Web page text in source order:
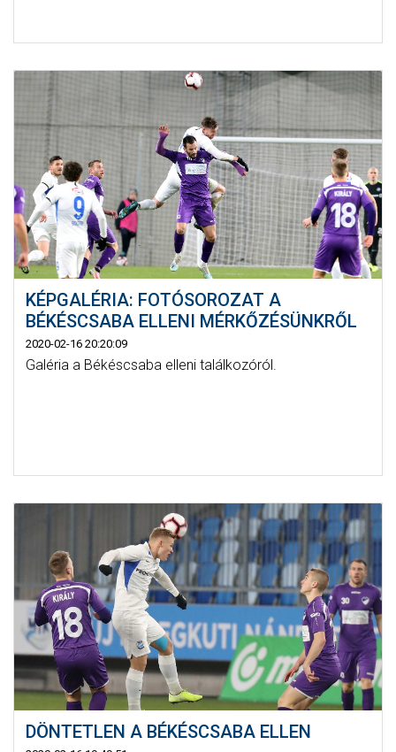
KÉPGALÉRIA: FOTÓSOROZAT A
BÉKÉSCSABA ELLENI MÉRKŐZÉSÜNKRŐL
2020-02-16 20:20:09
Galéria a Békéscsaba elleni találkozóról.
DÖNTETLEN A BÉKÉSCSABA ELLEN